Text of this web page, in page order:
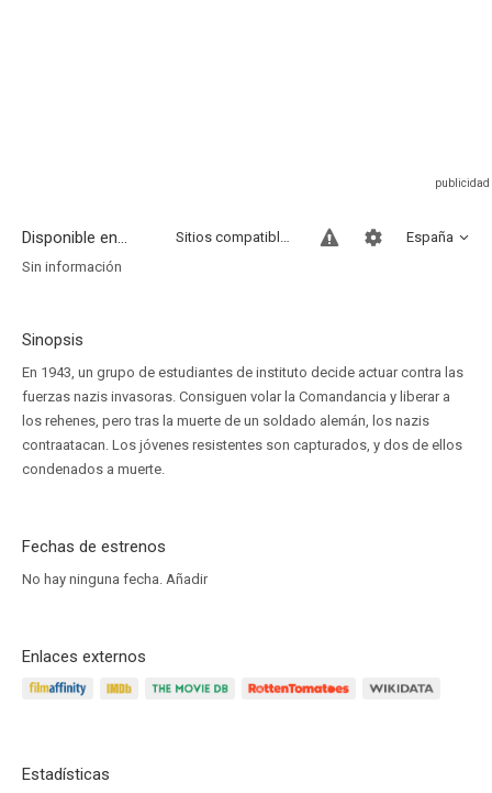
Disponible en... España
Sitios compatibles
Sin información
Sinopsis
En 1943, un grupo de estudiantes de instituto decide actuar contra las
fuerzas nazis invasoras. Consiguen volar la Comandancia y liberar a
los rehenes, pero tras la muerte de un soldado alemán, los nazis
contraatacan. Los jóvenes resistentes son capturados, y dos de ellos
condenados a muerte.
Fechas de estrenos
No hay ninguna fecha. Añadir
Enlaces externos
Estadísticas